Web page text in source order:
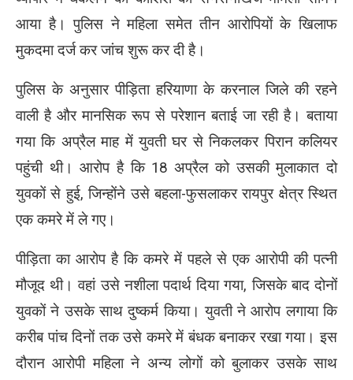
आया है। पुलिस ने महिला समेत तीन आरोपियों के खिलाफ
मुकदमा दर्ज कर जांच शुरू कर दी है।
पुलिस के अनुसार पीड़िता हरियाणा के करनाल जिले की रहने
वाली है और मानसिक रूप से परेशान बताई जा रही है। बताया
गया कि अप्रैल माह में युवती घर से निकलकर पिरान कलियर
पहुंची थी। आरोप है कि 18 अप्रैल को उसकी मुलाकात दो
युवकों से हुई, जिन्होंने उसे बहला-फुसलाकर रायपुर क्षेत्र स्थित
एक कमरे में ले गए।
पीड़िता का आरोप है कि कमरे में पहले से एक आरोपी की पत्नी
मौजूद थी। वहां उसे नशीला पदार्थ दिया गया, जिसके बाद दोनों
युवकों ने उसके साथ दुष्कर्म किया। युवती ने आरोप लगाया कि
करीब पांच दिनों तक उसे कमरे में बंधक बनाकर रखा गया। इस
दौरान आरोपी महिला ने अन्य लोगों को बुलाकर उसके साथ